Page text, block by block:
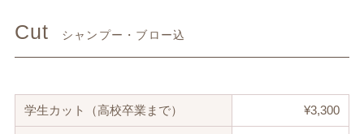
Cut シャンプー・ブロー込
学生カット（高校卒業まで） ¥3,300